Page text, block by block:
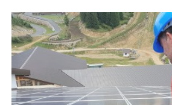
pentru Mediu (AFM), se dovedește, an de
succes al...